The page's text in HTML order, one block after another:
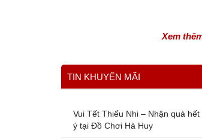
Xem
TIN KHUYẾN MÃI
Vui Tết Thiếu Nhi – Nhận quà hết
ý tại Đồ Chơi Hà Huy